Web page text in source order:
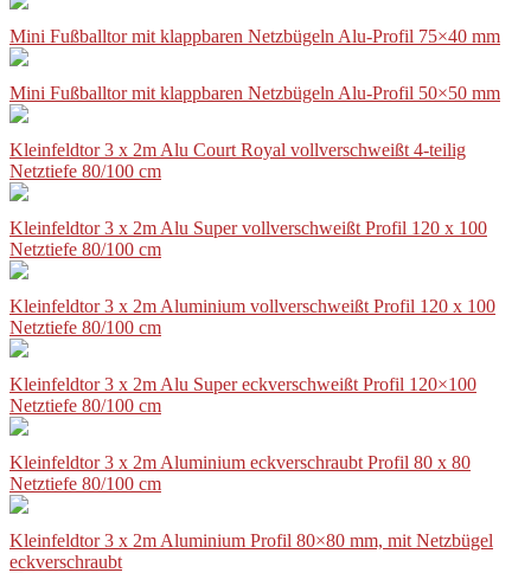
Mini Fußballtor mit klappbaren Netzbügeln Alu-Profil 75×40 mm
Mini Fußballtor mit klappbaren Netzbügeln Alu-Profil 50×50 mm
Kleinfeldtor 3 x 2m Alu Court Royal vollverschweißt 4-teilig
Netztiefe 80/100 cm
Kleinfeldtor 3 x 2m Alu Super vollverschweißt Profil 120 x 100
Netztiefe 80/100 cm
Kleinfeldtor 3 x 2m Aluminium vollverschweißt Profil 120 x 100
Netztiefe 80/100 cm
Kleinfeldtor 3 x 2m Alu Super eckverschweißt Profil 120×100
Netztiefe 80/100 cm
Kleinfeldtor 3 x 2m Aluminium eckverschraubt Profil 80 x 80
Netztiefe 80/100 cm
Kleinfeldtor 3 x 2m Aluminium Profil 80×80 mm, mit Netzbügel
eckverschraubt